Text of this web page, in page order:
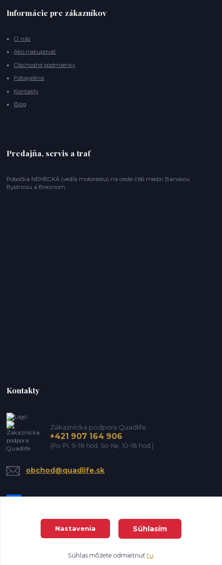
Informácie pre zákazníkov
O nás
Ako nakupovať
Obchodné podmienky
Fotogaléria
Kontakty
Blog
Predajňa, servis a trať
Pobočka NEMECKÁ (vedľa motorestu) na ceste č.66 medzi Banskou
Bystricou a Breznom.
Kontakty
Zákaznícka podpora Quadlife
+421 907 164 906
(Po-Pi, 9-18 hod. So-Ne, 10-18 hod.)
obchod@quadlife.sk
Vytvorené na
Eshop-rychlo.sk
Nastavenia Súhlasím
Súhlas môžete odmietnuť tu